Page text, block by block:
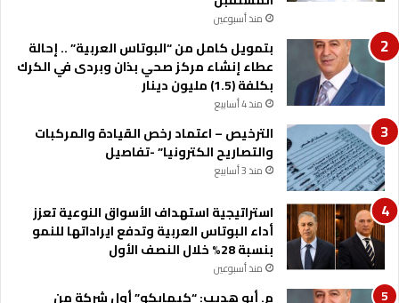
ة
ف
ي
ا
ل
أ
ر
د
ن
"
س
ت
ق
ل
منذ أسبوعين
بتمويل كامل من “البوتاس العربية” .. إحالة
عطاء إنشاء مركز صحي بذان وبردى في الكرك
بكلفة (1.5) مليون دينار
منذ 4 أسابيع
الترخيص – اعتماد رخص القيادة والمركبات
والتصاريح الكترونيا” -تفاصيل
منذ 3 أسابيع
استراتيجية استهداف الأسواق النوعية تعزز
أداء البوتاس العربية وتدفع ايراداتها للنمو
بنسبة 28% خلال النصف الأول
منذ أسبوعين
م. أبو هديب: “كيمابكو” أول شركة من